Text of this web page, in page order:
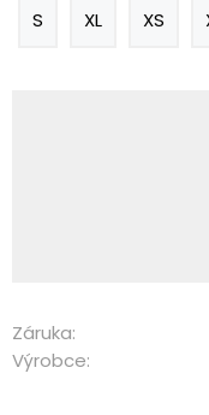
S XL XS
Záruka:
Výrobce: